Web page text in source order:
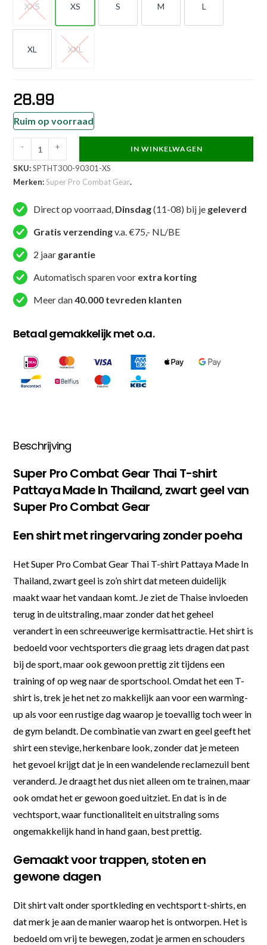
XXS
XXS
XS
XS
S
S
M
M
L
L
XL
XL
XXL
XXL
28.99
Ruim op voorraad
Pro
Combat
Gear
T-
shirt
Pattaya
Made
Thailand
Zwart
Geel
aantal
- + IN WINKELWAGEN
SKU:SPTHT300-90301-XS
Merken:Super Pro Combat Gear.
Direct op voorraad, Dinsdag(11-08) bij je geleverd
Gratis verzendingv.a. €75,- NL/BE
2 jaar garantie
Automatisch sparen voor extra korting
Meer dan40.000 tevreden klanten
Betaal gemakkelijk met o.a.
Beschrijving
Super Pro Combat Gear Thai T-shirt
Pattaya Made In Thailand, zwart geel van
Super Pro Combat Gear
Een shirt met ringervaring zonder poeha
Het Super Pro Combat Gear Thai T-shirt Pattaya Made In
Thailand, zwart geel is zo’n shirt dat meteen duidelijk
maakt waar het vandaan komt. Je ziet de Thaise invloeden
terug in de uitstraling, maar zonder dat het geheel
verandert in een schreeuwerige kermisattractie. Het shirt is
bedoeld voor vechtsporters die graag iets dragen dat past
bij de sport, maar ook gewoon prettig zit tijdens een
training of op weg naar de sportschool. Omdat het een T-
shirt is, trek je het net zo makkelijk aan voor een warming-
up als voor een rustige dag waarop je toevallig toch weer in
de gym belandt. De combinatie van zwart en geel geeft het
shirt een stevige, herkenbare look, zonder dat je meteen
het gevoel krijgt dat je in een wandelende reclamezuil bent
veranderd. Je draagt het dus niet alleen om te trainen, maar
ook omdat het er gewoon goed uitziet. En dat is in de
vechtsport, waar functionaliteit en uitstraling soms
ongemakkelijk hand in hand gaan, best prettig.
Gemaakt voor trappen, stoten en
gewone dagen
Dit shirt valt onder sportkleding en vechtsport t-shirts, en
dat merk je aan de manier waarop het is ontworpen. Het is
bedoeld om vrij te bewegen, zodat je armen en schouders